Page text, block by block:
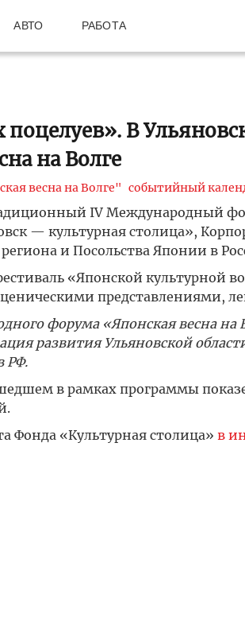
АВТО РАБОТА
В
на Волге
весна на Волге" событийный
IV Международный
— культурная столица»,
и Посольства Японии в
«Японской культурной
представлениями,
форума «Японская весна на
развития Ульяновской
РФ.
в рамках программы
Фонда «Культурная столица» в